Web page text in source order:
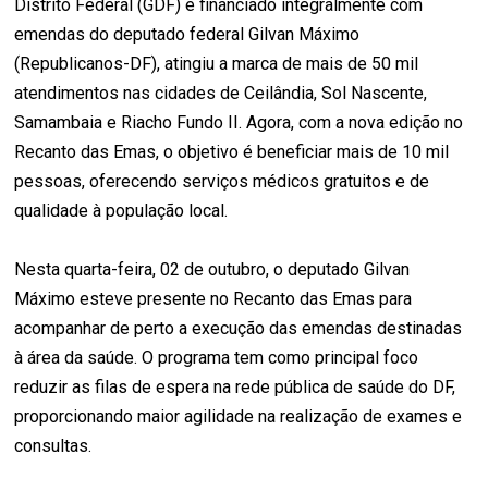
Distrito Federal (GDF) e financiado integralmente com
emendas do deputado federal Gilvan Máximo
(Republicanos-DF), atingiu a marca de mais de 50 mil
atendimentos nas cidades de Ceilândia, Sol Nascente,
Samambaia e Riacho Fundo II. Agora, com a nova edição no
Recanto das Emas, o objetivo é beneficiar mais de 10 mil
pessoas, oferecendo serviços médicos gratuitos e de
qualidade à população local.
Nesta quarta-feira, 02 de outubro, o deputado Gilvan
Máximo esteve presente no Recanto das Emas para
acompanhar de perto a execução das emendas destinadas
à área da saúde. O programa tem como principal foco
reduzir as filas de espera na rede pública de saúde do DF,
proporcionando maior agilidade na realização de exames e
consultas.